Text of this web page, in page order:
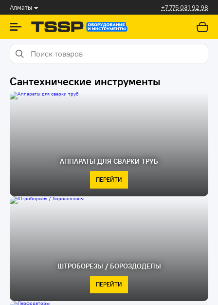
Алматы +7 775 031 92 98
Сантехнические инструменты
АППАРАТЫ ДЛЯ СВАРКИ ТРУБ
ПЕРЕЙТИ
ШТРОБОРЕЗЫ / БОРОЗДОДЕЛЫ
ПЕРЕЙТИ